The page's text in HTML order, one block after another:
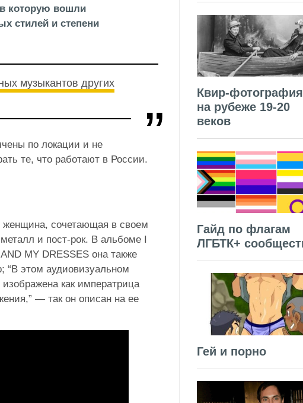
которую вошли
стилей и степени
музыкантов других
по локации и не
те, что работают в России.
сочетающая в своем
и пост-рок. В альбоме I
MY DRESSES она также
“В этом аудиовизуальном
как императрица
— так он описан на ее
Квир-фотография
на рубеже 19-20
веков
Гайд по флагам
ЛГБТК+
Гей и порно